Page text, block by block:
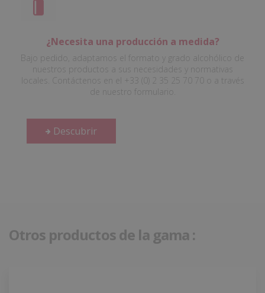
¿Necesita una producción a medida?
Bajo pedido, adaptamos el formato y grado alcohólico de
nuestros productos a sus necesidades y normativas
locales. Contáctenos en el +33 (0) 2 35 25 70 70 o a través
de nuestro formulario.
Descubrir
Otros productos de la gama :